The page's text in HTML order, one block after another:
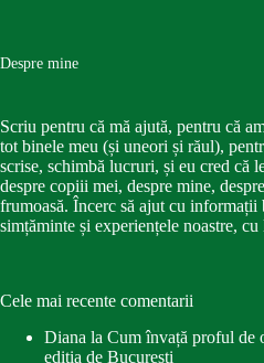
Despre mine
Scriu pentru că mă ajută, pentru că
tot binele meu (și uneori și răul),
scrise, schimbă lucruri, și eu cred că
despre copiii mei, despre mine,
frumoasă. Încerc să ajut cu informații
simțăminte și experiențele noastre,
Cele mai recente comentarii
Diana la Cum învață proful de
ediția de București